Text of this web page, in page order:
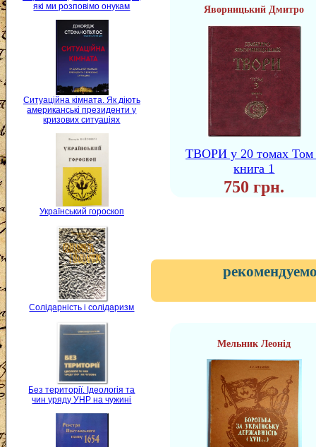
які ми розповімо онукам
Ситуаційна кімната. Як діють
американські президенти у
кризових ситуаціях
Український гороскоп
Солідарність і солідаризм
Без території. Ідеологія та
чин уряду УНР на чужині
Яворницький Дмитро
ТВОРИ у 20 томах Том
книга 1
750 грн.
Мельник Леонід